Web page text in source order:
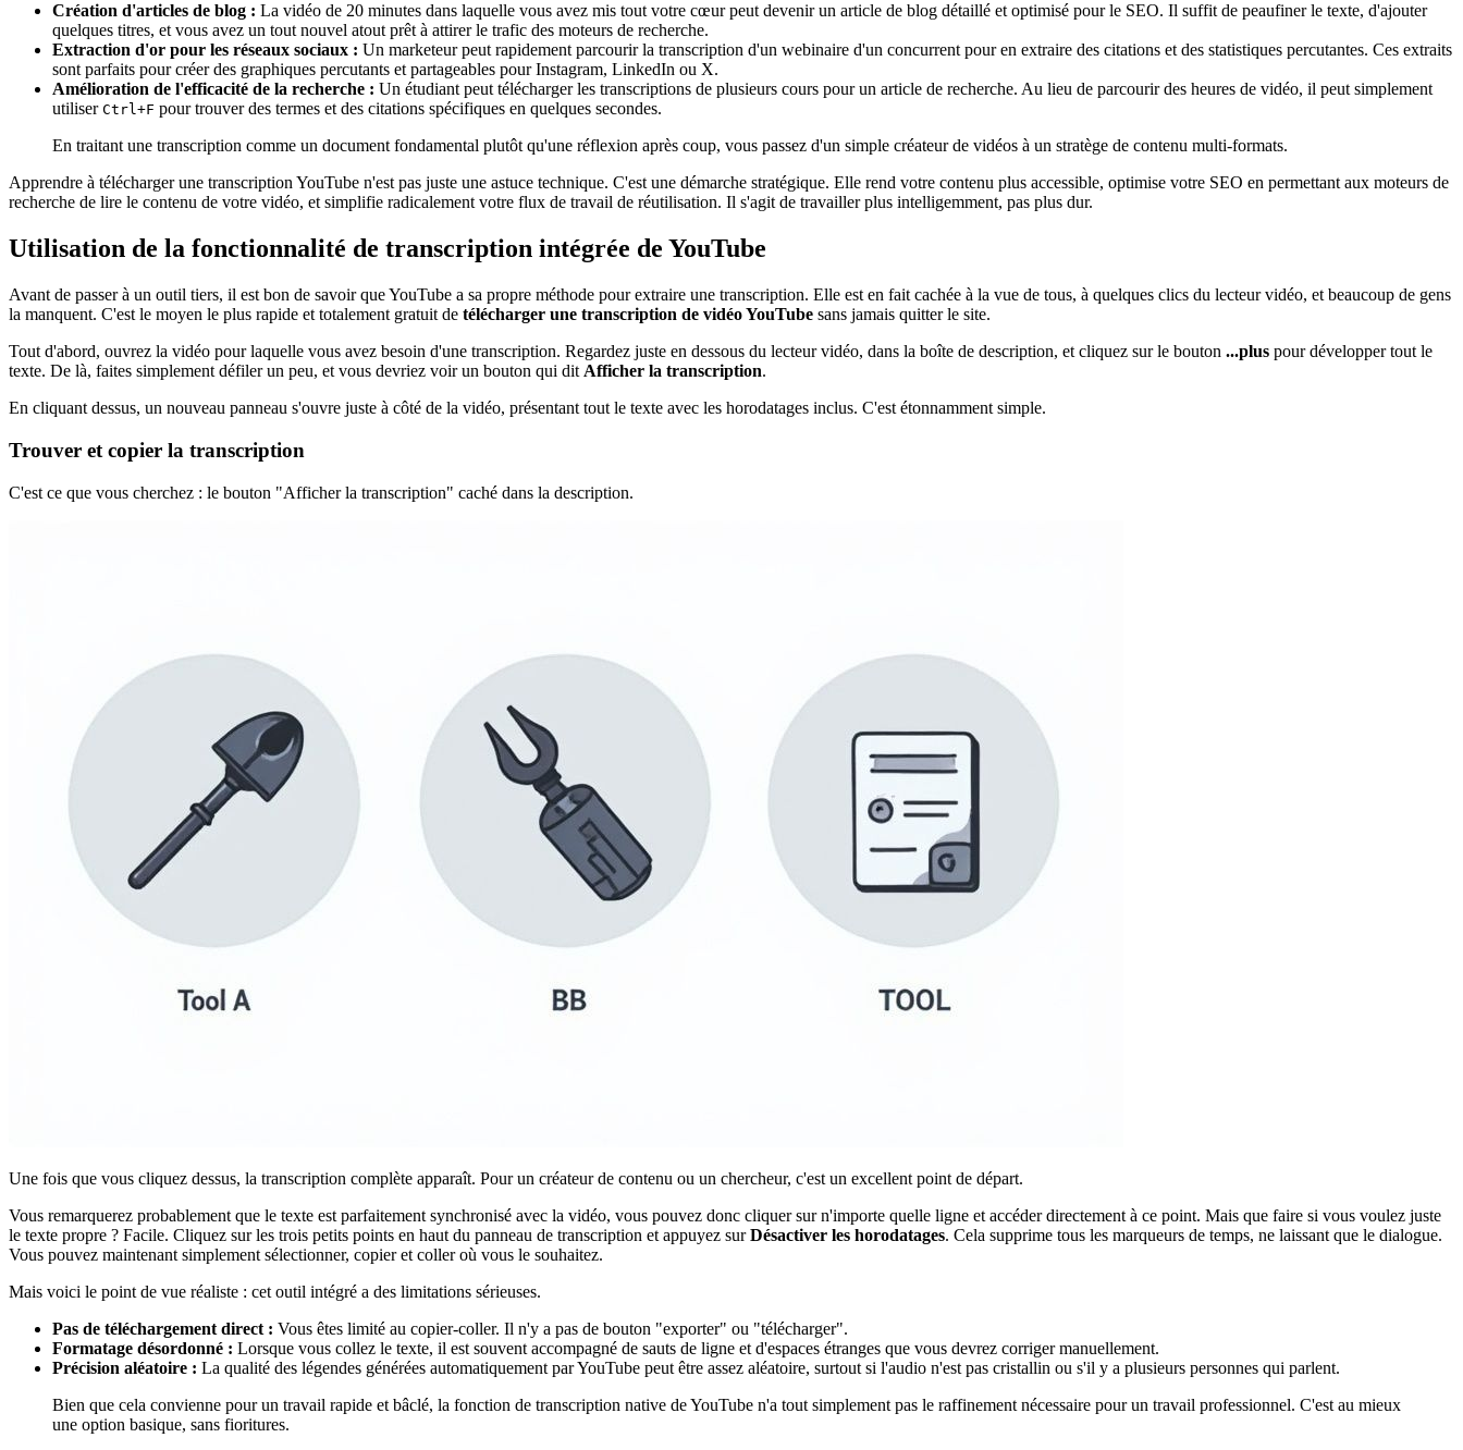
Création d'articles de blog : La vidéo de 20 minutes dans laquelle vous avez mis tout votre cœur peut devenir un article de blog détaillé et optimisé pour le SEO. Il suffit de peaufiner le texte, d'ajouter
quelques titres, et vous avez un tout nouvel atout prêt à attirer le trafic des moteurs de recherche.
Extraction d'or pour les réseaux sociaux : Un marketeur peut rapidement parcourir la transcription d'un webinaire d'un concurrent pour en extraire des citations et des statistiques percutantes. Ces extraits
sont parfaits pour créer des graphiques percutants et partageables pour Instagram, LinkedIn ou X.
Amélioration de l'efficacité de la recherche : Un étudiant peut télécharger les transcriptions de plusieurs cours pour un article de recherche. Au lieu de parcourir des heures de vidéo, il peut simplement
utiliser Ctrl+F pour trouver des termes et des citations spécifiques en quelques secondes.
En traitant une transcription comme un document fondamental plutôt qu'une réflexion après coup, vous passez d'un simple créateur de vidéos à un stratège de contenu multi-formats.
Apprendre à télécharger une transcription YouTube n'est pas juste une astuce technique. C'est une démarche stratégique. Elle rend votre contenu plus accessible, optimise votre SEO en permettant aux moteurs de
recherche de lire le contenu de votre vidéo, et simplifie radicalement votre flux de travail de réutilisation. Il s'agit de travailler plus intelligemment, pas plus dur.
Utilisation de la fonctionnalité de transcription intégrée de YouTube
Avant de passer à un outil tiers, il est bon de savoir que YouTube a sa propre méthode pour extraire une transcription. Elle est en fait cachée à la vue de tous, à quelques clics du lecteur vidéo, et beaucoup de gens
la manquent. C'est le moyen le plus rapide et totalement gratuit de télécharger une transcription de vidéo YouTube sans jamais quitter le site.
Tout d'abord, ouvrez la vidéo pour laquelle vous avez besoin d'une transcription. Regardez juste en dessous du lecteur vidéo, dans la boîte de description, et cliquez sur le bouton ...plus pour développer tout le
texte. De là, faites simplement défiler un peu, et vous devriez voir un bouton qui dit Afficher la transcription.
En cliquant dessus, un nouveau panneau s'ouvre juste à côté de la vidéo, présentant tout le texte avec les horodatages inclus. C'est étonnamment simple.
Trouver et copier la transcription
C'est ce que vous cherchez : le bouton "Afficher la transcription" caché dans la description.
Une fois que vous cliquez dessus, la transcription complète apparaît. Pour un créateur de contenu ou un chercheur, c'est un excellent point de départ.
Vous remarquerez probablement que le texte est parfaitement synchronisé avec la vidéo, vous pouvez donc cliquer sur n'importe quelle ligne et accéder directement à ce point. Mais que faire si vous voulez juste
le texte propre ? Facile. Cliquez sur les trois petits points en haut du panneau de transcription et appuyez surDésactiver les horodatages. Cela supprime tous les marqueurs de temps, ne laissant que le dialogue.
Vous pouvez maintenant simplement sélectionner, copier et coller où vous le souhaitez.
Mais voici le point de vue réaliste : cet outil intégré a des limitations sérieuses.
Pas de téléchargement direct : Vous êtes limité au copier-coller. Il n'y a pas de bouton "exporter" ou "télécharger".
Formatage désordonné : Lorsque vous collez le texte, il est souvent accompagné de sauts de ligne et d'espaces étranges que vous devrez corriger manuellement.
Précision aléatoire : La qualité des légendes générées automatiquement par YouTube peut être assez aléatoire, surtout si l'audio n'est pas cristallin ou s'il y a plusieurs personnes qui parlent.
Bien que cela convienne pour un travail rapide et bâclé, la fonction de transcription native de YouTube n'a tout simplement pas le raffinement nécessaire pour un travail professionnel. C'est au mieux
une option basique, sans fioritures.